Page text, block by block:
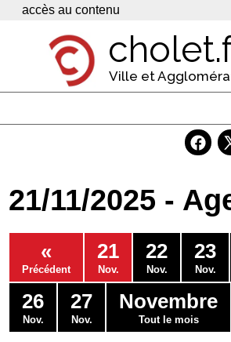
Panneau de gestion des cookies
accès au contenu
Ville et
Economie
Services
Contacts
21/11/2025 -
«
Précédent
21
Nov.
22
Nov.
23
Nov.
26
Nov.
27
Nov.
Novembre
Tout le mois